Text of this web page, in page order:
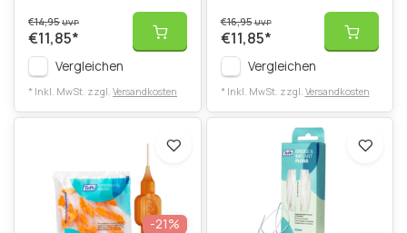
€14,95UVP
€11,85*
Vergleichen
* Inkl. MwSt. zzgl. Versandkosten
€16,95UVP
€11,85*
Vergleichen
* Inkl. MwSt. zzgl. Versandkosten
-21%